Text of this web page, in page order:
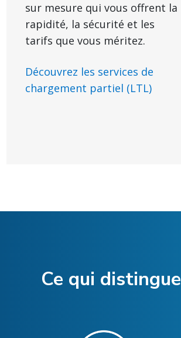
sur mesure qui vous offrent la
rapidité, la sécurité et les
tarifs que vous méritez.
Découvrez les services de
chargement partiel (LTL)
Ce qui